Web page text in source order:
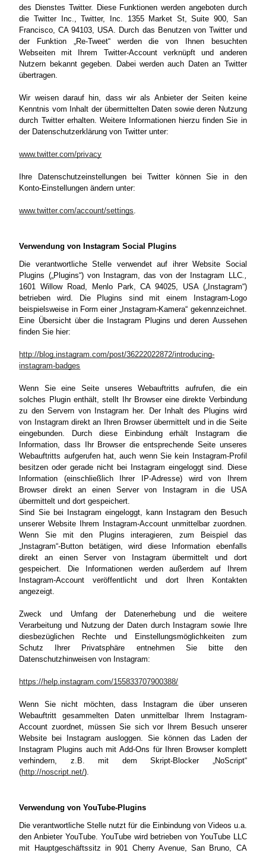
des Dienstes Twitter. Diese Funktionen werden angeboten durch
die Twitter Inc., Twitter, Inc. 1355 Market St, Suite 900, San
Francisco, CA 94103, USA. Durch das Benutzen von Twitter und
der Funktion „Re-Tweet“ werden die von Ihnen besuchten
Webseiten mit Ihrem Twitter-Account verknüpft und anderen
Nutzern bekannt gegeben. Dabei werden auch Daten an Twitter
übertragen.
Wir weisen darauf hin, dass wir als Anbieter der Seiten keine
Kenntnis vom Inhalt der übermittelten Daten sowie deren Nutzung
durch Twitter erhalten. Weitere Informationen hierzu finden Sie in
der Datenschutzerklärung von Twitter unter:
www.twitter.com/privacy
Ihre Datenschutzeinstellungen bei Twitter können Sie in den
Konto-Einstellungen ändern unter:
www.twitter.com/account/settings.
Verwendung von Instagram Social Plugins
Die verantwortliche Stelle verwendet auf ihrer Website Social
Plugins („Plugins“) von Instagram, das von der Instagram LLC.,
1601 Willow Road, Menlo Park, CA 94025, USA („Instagram“)
betrieben wird. Die Plugins sind mit einem Instagram-Logo
beispielsweise in Form einer „Instagram-Kamera“ gekennzeichnet.
Eine Übersicht über die Instagram Plugins und deren Aussehen
finden Sie hier:
http://blog.instagram.com/post/36222022872/introducing-
instagram-badges
Wenn Sie eine Seite unseres Webauftritts aufrufen, die ein
solches Plugin enthält, stellt Ihr Browser eine direkte Verbindung
zu den Servern von Instagram her. Der Inhalt des Plugins wird
von Instagram direkt an Ihren Browser übermittelt und in die Seite
eingebunden. Durch diese Einbindung erhält Instagram die
Information, dass Ihr Browser die entsprechende Seite unseres
Webauftritts aufgerufen hat, auch wenn Sie kein Instagram-Profil
besitzen oder gerade nicht bei Instagram eingeloggt sind. Diese
Information (einschließlich Ihrer IP-Adresse) wird von Ihrem
Browser direkt an einen Server von Instagram in die USA
übermittelt und dort gespeichert.
Sind Sie bei Instagram eingeloggt, kann Instagram den Besuch
unserer Website Ihrem Instagram-Account unmittelbar zuordnen.
Wenn Sie mit den Plugins interagieren, zum Beispiel das
„Instagram“-Button betätigen, wird diese Information ebenfalls
direkt an einen Server von Instagram übermittelt und dort
gespeichert. Die Informationen werden außerdem auf Ihrem
Instagram-Account veröffentlicht und dort Ihren Kontakten
angezeigt.
Zweck und Umfang der Datenerhebung und die weitere
Verarbeitung und Nutzung der Daten durch Instagram sowie Ihre
diesbezüglichen Rechte und Einstellungsmöglichkeiten zum
Schutz Ihrer Privatsphäre entnehmen Sie bitte den
Datenschutzhinweisen von Instagram:
https://help.instagram.com/155833707900388/
Wenn Sie nicht möchten, dass Instagram die über unseren
Webauftritt gesammelten Daten unmittelbar Ihrem Instagram-
Account zuordnet, müssen Sie sich vor Ihrem Besuch unserer
Website bei Instagram ausloggen. Sie können das Laden der
Instagram Plugins auch mit Add-Ons für Ihren Browser komplett
verhindern, z.B. mit dem Skript-Blocker „NoScript“
(http://noscript.net/).
Verwendung von YouTube-Plugins
Die verantwortliche Stelle nutzt für die Einbindung von Videos u.a.
den Anbieter YouTube. YouTube wird betrieben von YouTube LLC
mit Hauptgeschäftssitz in 901 Cherry Avenue, San Bruno, CA